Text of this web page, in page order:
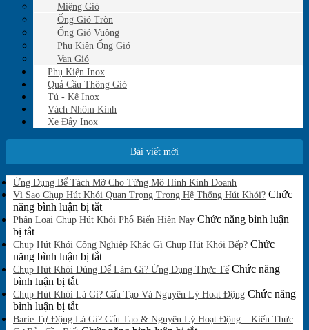
Miệng Gió
Ống Gió Tròn
Ống Gió Vuông
Phụ Kiện Ống Gió
Van Gió
Phụ Kiện Inox
Quả Cầu Thông Gió
Tủ - Kệ Inox
Vách Nhôm Kính
Xe Đẩy Inox
Bài viết mới
Ứng Dụng Bể Tách Mỡ Cho Từng Mô Hình Kinh Doanh
có
bình
luận
ở
Dụng
Tách
Cho
Từng
Hình
Vì Sao Chụp Hút Khói Quan Trọng Trong Hệ Thống Hút Khói? Chức
năng bình luận bị tắtở
Vì
Chụp
Hút
Khói
Trọng
Hệ
Phân Loại Chụp Hút Khói Phổ Biến Hiện Nay Chức năng bình luận
bị tắtở
Phân
Loại
Chụp
Hút
Khói
Phổ
Biến
Chụp Hút Khói Công Nghiệp Khác Gì Chụp Hút Khói Bếp? Chức
năng bình luận bị tắtở
Chụp
Khói
Nghiệp
Chụp Hút Khói Dùng Để Làm Gì? Ứng Dụng Thực Tế Chức năng
bình luận bị tắtở
Chụp
Hút
Khói
Chụp Hút Khói Là Gì? Cấu Tạo Và Nguyên Lý Hoạt Động Chức năng
bình luận bị tắtở
Chụp
Barie Tự Động Là Gì? Cấu Tạo & Nguyên Lý Hoạt Động – Kiến Thức